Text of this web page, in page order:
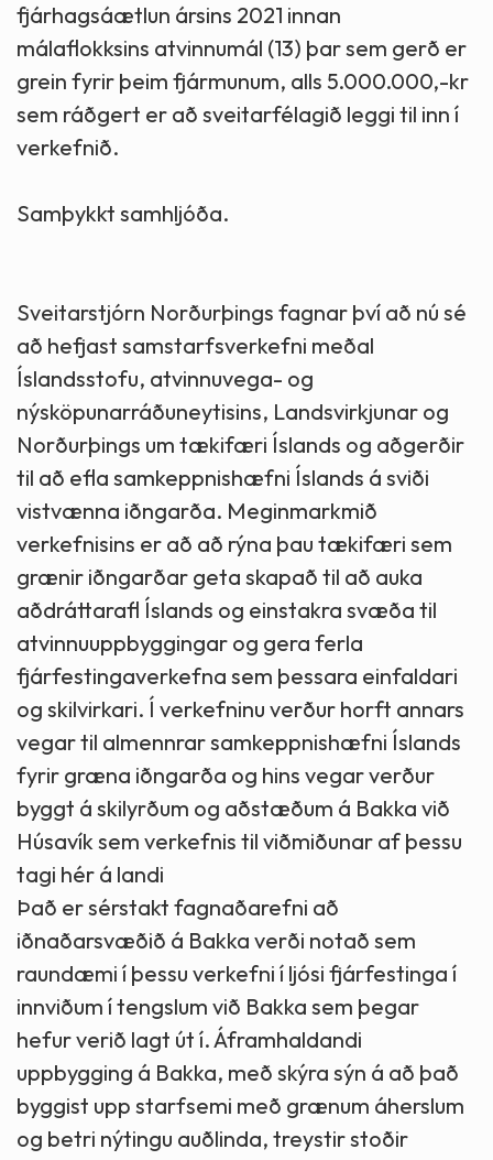
fjárhagsáætlun ársins 2021 innan
málaflokksins atvinnumál (13) þar sem gerð er
grein fyrir þeim fjármunum, alls 5.000.000,-kr
sem ráðgert er að sveitarfélagið leggi til inn í
verkefnið.
Samþykkt samhljóða.
Sveitarstjórn Norðurþings fagnar því að nú sé
að hefjast samstarfsverkefni meðal
Íslandsstofu, atvinnuvega- og
nýsköpunarráðuneytisins, Landsvirkjunar og
Norðurþings um tækifæri Íslands og aðgerðir
til að efla samkeppnishæfni Íslands á sviði
vistvænna iðngarða. Meginmarkmið
verkefnisins er að að rýna þau tækifæri sem
grænir iðngarðar geta skapað til að auka
aðdráttarafl Íslands og einstakra svæða til
atvinnuuppbyggingar og gera ferla
fjárfestingaverkefna sem þessara einfaldari
og skilvirkari. Í verkefninu verður horft annars
vegar til almennrar samkeppnishæfni Íslands
fyrir græna iðngarða og hins vegar verður
byggt á skilyrðum og aðstæðum á Bakka við
Húsavík sem verkefnis til viðmiðunar af þessu
tagi hér á landi
Það er sérstakt fagnaðarefni að
iðnaðarsvæðið á Bakka verði notað sem
raundæmi í þessu verkefni í ljósi fjárfestinga í
innviðum í tengslum við Bakka sem þegar
hefur verið lagt út í. Áframhaldandi
uppbygging á Bakka, með skýra sýn á að það
byggist upp starfsemi með grænum áherslum
og betri nýtingu auðlinda, treystir stoðir